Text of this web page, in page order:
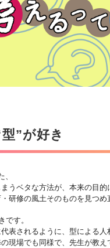
”が好き
、
うベタな方法が、本来の目
研修の風土そのものを見つめ
です。
表されるように、型による人
現場でも同様で、先生が教